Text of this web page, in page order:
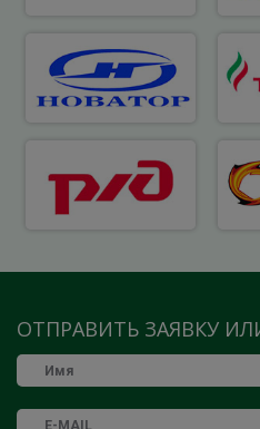
ОТПРАВИТЬ ЗАЯВКУ